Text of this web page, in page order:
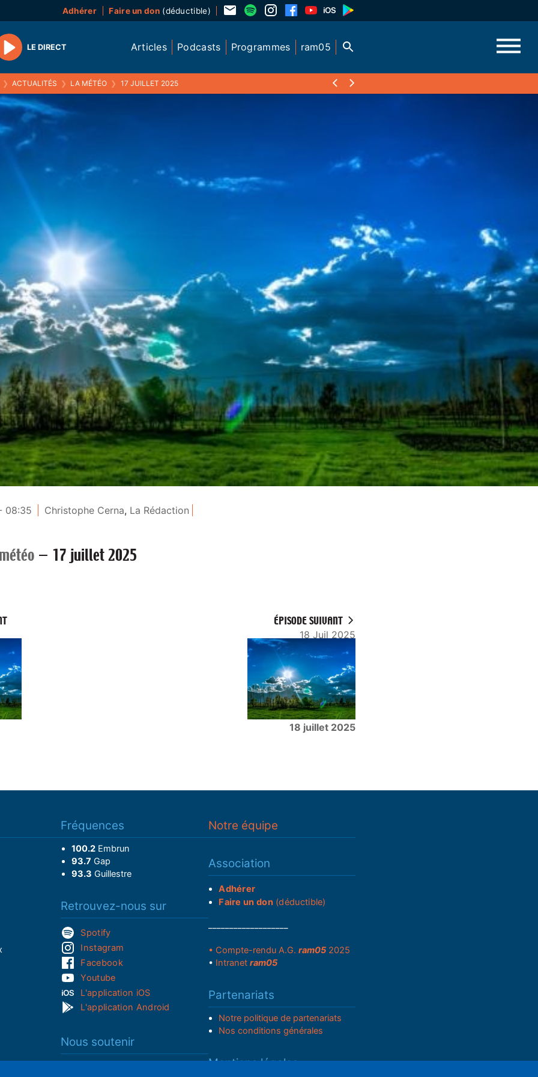
Adhérer Faire un don(déductible)
Play
LE DIRECT Articles Podcasts Programmes ram05
❯ ACTUALITÉS ❯ LA MÉTÉO ❯ 17 JUILLET 2025
08:35 Christophe Cerna, La Rédaction
— 17 juillet 2025
ÉPISODE SUIVANT
18 Juil 2025
18 juillet 2025
Fréquences
100.2Embrun
93.7 Gap
93.3 Guillestre
Retrouvez-nous sur
Spotify
Instagram
Facebook
Youtube
L'application iOS
L'application Android
Nous soutenir
Notre équipe
Association
Adhérer
Faire un don(déductible)
• Compte-rendu A.G. ram052025
• Intranet ram05
Partenariats
Notre politique de partenariats
Nos conditions générales
Mentions légales